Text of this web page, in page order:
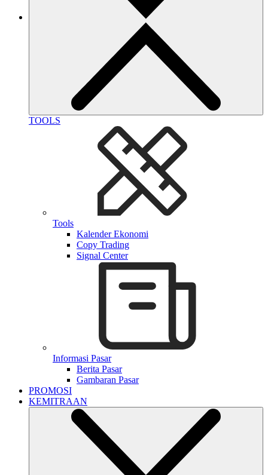
TOOLS
Tools
Kalender Ekonomi
Copy Trading
Signal Center
Informasi Pasar
Berita Pasar
Gambaran Pasar
PROMOSI
KEMITRAAN